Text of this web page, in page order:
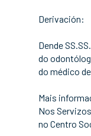
Derivación:
Dende
do
do médico
Mais
Nos
no Centro